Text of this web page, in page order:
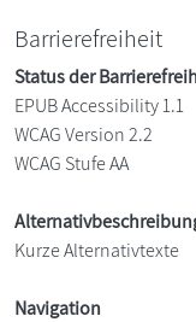
Barrierefreiheit
Status der
EPUB Accessibility 1.1
WCAG Version 2.2
WCAG Stufe AA
Kurze Alternativtexte
Navigation